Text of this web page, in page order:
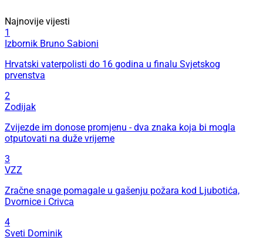
Najnovije vijesti
1
Izbornik Bruno Sabioni
Hrvatski vaterpolisti do 16 godina u finalu Svjetskog
prvenstva
2
Zodijak
Zvijezde im donose promjenu - dva znaka koja bi mogla
otputovati na duže vrijeme
3
VZZ
Zračne snage pomagale u gašenju požara kod Ljubotića,
Dvornice i Crivca
4
Sveti Dominik